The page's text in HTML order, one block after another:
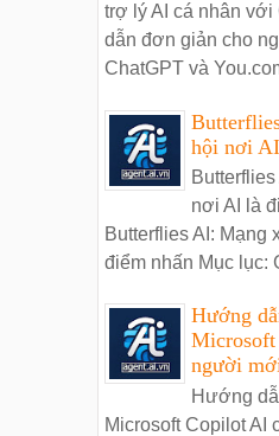
trợ lý AI cá nhân
dẫn đơn giản cho
ChatGPT và
hội nơi
nơi AI là
Butterflies AI: Mạng
điểm nhấn Mục lục:
Hướng
người
Hướng
Microsoft Copilot AI